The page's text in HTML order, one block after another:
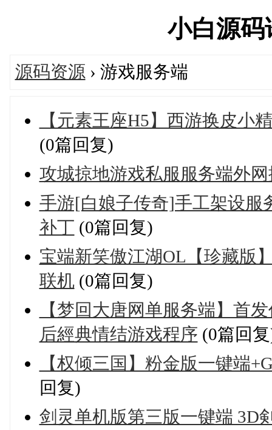
小白源
源码资源 › 游戏服务端
【元素王座H5】西游换皮小
(0篇回复)
攻城掠地游戏私服服务端外
手游[白娘子传奇]手工架设服
补丁 (0篇回复)
宝端新笑傲江湖OL【珍藏版
联机(0篇回复)
【梦回大唐网单服务端】首
后經典情结游戏程序 (0篇回
【权倾三国】粉金版一键端
回复)
剑灵单机版第三版一键端 3D